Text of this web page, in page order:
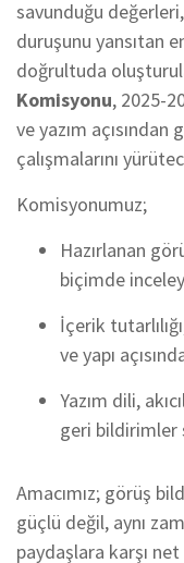
savunduğu
duruşunu yansıtan
doğrultuda
Komisyonu, 2025-
ve yazım
çalışmalarını
Komisyonumuz;
Hazırlanan
biçimde
İçerik
ve yapı
Yazım dili,
geri bildirimler
Amacımız; görüş
güçlü değil, aynı
paydaşlara karşı